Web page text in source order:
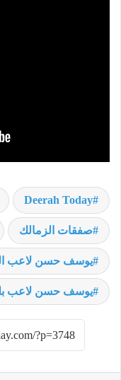
Deerah Today
صفقات الزمالك
يوسف حسن لاعب
يوسف حسن لاعب